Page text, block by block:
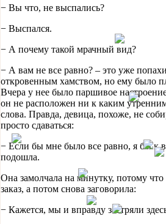
− Вы что, не выспались?
− Выспался.
− А почему такой мрачный вид?
− А вам не все равно? – это уже
откровенным хамством, но ему было
Вчера у нее было паршивое
он не расположен ни к каким
слова. Правда, девица, похоже, не
просто сдаваться:
− Если бы мне было все равно, я бы к
подошла.
Она замолчала на минутку, потому
заказ, а потом снова заговорила:
− Кажется, мы и вправду застряли